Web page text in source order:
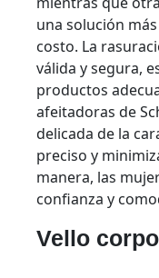
una solución
costo. La
válida y segura,
productos
afeitadoras de
delicada de la
preciso y
manera, las
confianza y
Vello